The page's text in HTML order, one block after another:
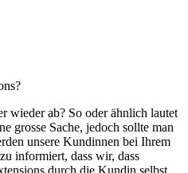
wieder ab? So oder ähnlich lautet
grosse Sache, jedoch sollte man
unsere Kundinnen bei Ihrem
informiert, dass wir, dass
durch die Kundin selbst